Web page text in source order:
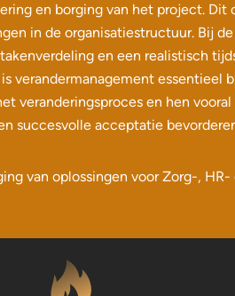
en borging van het project. Dit
in de organisatiestructuur. Bij
en een realistisch
verandermanagement essentieel
veranderingsproces en hen
succesvolle acceptatie
van oplossingen voor Zorg-, HR-